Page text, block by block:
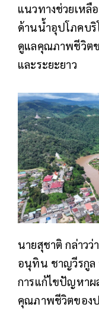
แนวทางช่วยเหลื
ด้านน้ำอุปโภคบริ
ดูแลคุณภาพชีวิตข
และระยะยาว
นายสุชาติ กล่าวว่
อนุทิน ชาญวีรกูล
การแก้ไขปัญหาผ
คุณภาพชีวิตของ